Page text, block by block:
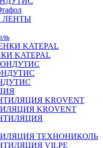
ЛЕНТЫ
KATEPAL
KROVENT
ТЕХНОНИКОЛЬ